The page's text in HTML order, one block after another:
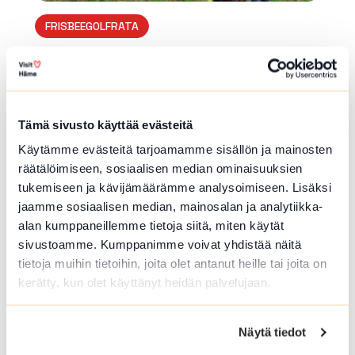
Tämä sivusto käyttää evästeitä
Käytämme evästeitä tarjoamamme sisällön ja mainosten
räätälöimiseen, sosiaalisen median ominaisuuksien
tukemiseen ja kävijämäärämme analysoimiseen. Lisäksi
jaamme sosiaalisen median, mainosalan ja analytiikka-
alan kumppaneillemme tietoja siitä, miten käytät
sivustoamme. Kumppanimme voivat yhdistää näitä
tietoja muihin tietoihin, joita olet antanut heille tai joita on
kerätty, kun olet käyttänyt heidän palvelujaan.
Näytä tiedot
FRISBEEGOLFRATA
Rengon frisbeegolfrata
Urheilutie , Hämeenlinna
Paljon korkeuseroja.
Lue lisää luontokohteesta Rengon frisbeegolfrata
array(0) { }